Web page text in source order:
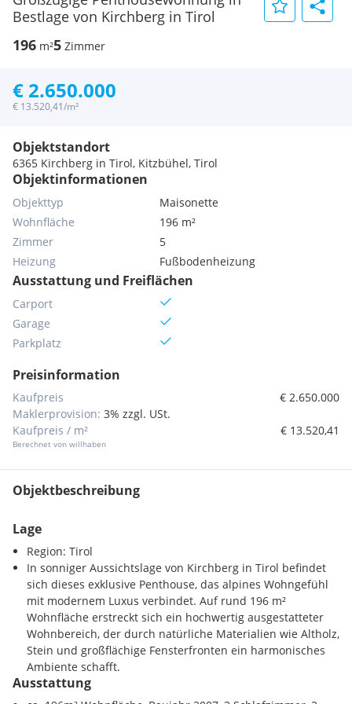
Bestlage von Kirchberg in Tirol
196 m²5 Zimmer
€ 2.650.000
€ 13.520,41/m²
Objektstandort
6365 Kirchberg in Tirol, Kitzbühel, Tirol
Objektinformationen
Objekttyp
Maisonette
Wohnfläche
196 m²
Zimmer
5
Heizung
Fußbodenheizung
Ausstattung und Freiflächen
Carport
Garage
Parkplatz
Preisinformation
Kaufpreis
€ 2.650.000
Maklerprovision: 3% zzgl. USt.
Kaufpreis / m²
Berechnet von willhaben
€ 13.520,41
Objektbeschreibung
Lage
Region: Tirol
In sonniger Aussichtslage von Kirchberg in Tirol befindet
sich dieses exklusive Penthouse, das alpines Wohngefühl
mit modernem Luxus verbindet. Auf rund 196 m²
Wohnfläche erstreckt sich ein hochwertig ausgestatteter
Wohnbereich, der durch natürliche Materialien wie Altholz,
Stein und großflächige Fensterfronten ein harmonisches
Ambiente schafft.
Ausstattung